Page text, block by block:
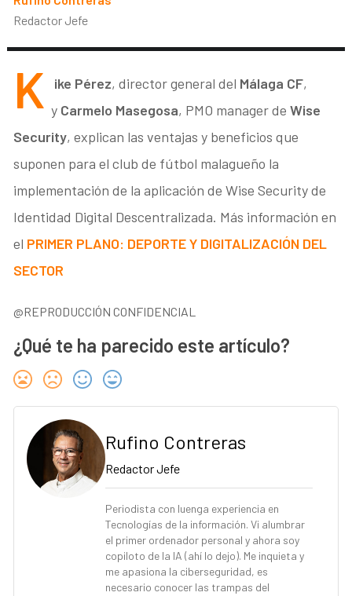
Redactor Jefe
K ike Pérez, director general del Málaga CF,
y Carmelo Masegosa, PMO manager de Wise
Security, explican las ventajas y beneficios que
suponen para el club de fútbol malagueño la
implementación de la aplicación de Wise Security de
Identidad Digital Descentralizada. Más información en
el PRIMER PLANO: DEPORTE Y DIGITALIZACIÓN DEL
SECTOR
@REPRODUCCIÓN CONFIDENCIAL
¿Qué te ha parecido este artículo?
Rufino Contreras
Redactor Jefe
Periodista con luenga experiencia en
Tecnologías de la información. Vi alumbrar
el primer ordenador personal y ahora soy
copiloto de la IA (ahí lo dejo). Me inquieta y
me apasiona la ciberseguridad, es
necesario conocer las trampas del